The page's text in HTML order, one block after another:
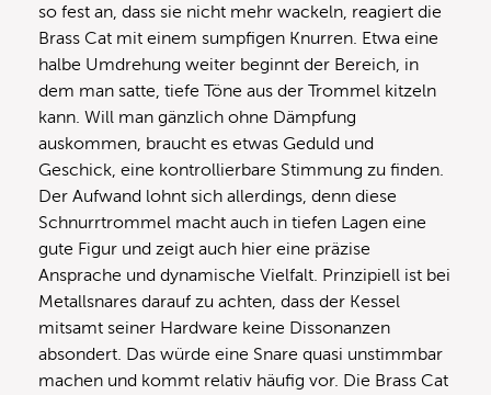
so fest an, dass sie nicht mehr wackeln, reagiert die
Brass Cat mit einem sumpfigen Knurren. Etwa eine
halbe Umdrehung weiter beginnt der Bereich, in
dem man satte, tiefe Töne aus der Trommel kitzeln
kann. Will man gänzlich ohne Dämpfung
auskommen, braucht es etwas Geduld und
Geschick, eine kontrollierbare Stimmung zu finden.
Der Aufwand lohnt sich allerdings, denn diese
Schnurrtrommel macht auch in tiefen Lagen eine
gute Figur und zeigt auch hier eine präzise
Ansprache und dynamische Vielfalt. Prinzipiell ist bei
Metallsnares darauf zu achten, dass der Kessel
mitsamt seiner Hardware keine Dissonanzen
absondert. Das würde eine Snare quasi unstimmbar
machen und kommt relativ häufig vor. Die Brass Cat